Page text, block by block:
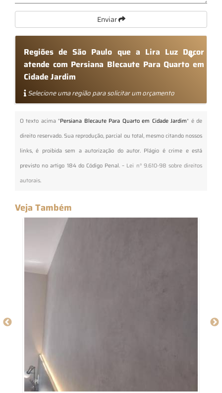
Enviar
Regiões de São Paulo que a Lira Luz Decor
atende com Persiana Blecaute Para Quarto em
Cidade Jardim
Selecione uma região para solicitar um orçamento
O texto acima "Persiana Blecaute Para Quarto em Cidade Jardim" é de
direito reservado. Sua reprodução, parcial ou total, mesmo citando nossos
links, é proibida sem a autorização do autor. Plágio é crime e está
previsto no artigo 184 do Código Penal. – Lei n° 9.610-98 sobre direitos
autorais.
Veja Também